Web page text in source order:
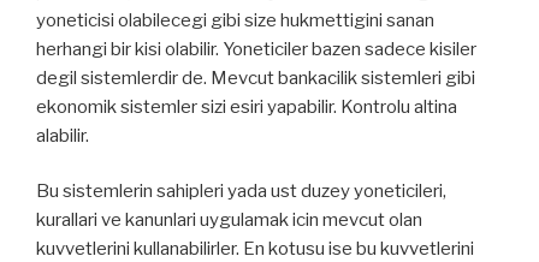
yoneticisi olabilecegi gibi size hukmettigini sanan
herhangi bir kisi olabilir. Yoneticiler bazen sadece kisiler
degil sistemlerdir de. Mevcut bankacilik sistemleri gibi
ekonomik sistemler sizi esiri yapabilir. Kontrolu altina
alabilir.
Bu sistemlerin sahipleri yada ust duzey yoneticileri,
kurallari ve kanunlari uygulamak icin mevcut olan
kuvvetlerini kullanabilirler. En kotusu ise bu kuvvetlerini